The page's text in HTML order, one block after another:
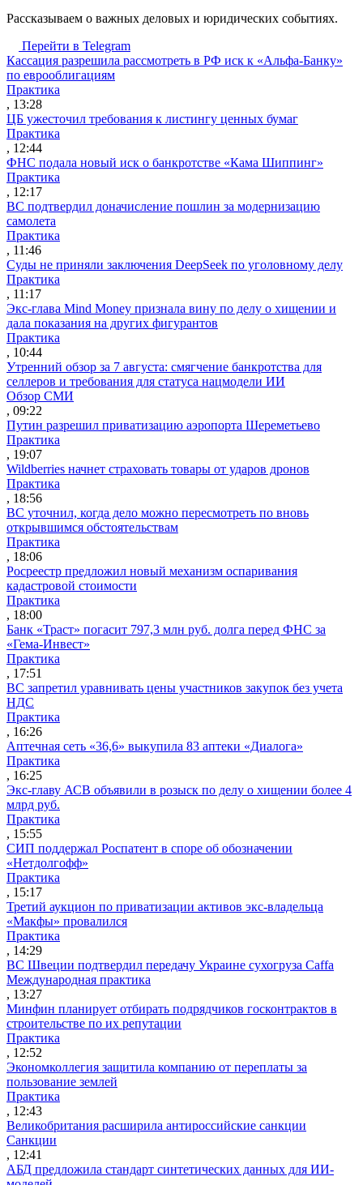
Рассказываем о важных деловых и юридических событиях.
Перейти в Telegram
Кассация разрешила рассмотреть в РФ иск к «Альфа-Банку»
по еврооблигациям
Практика
, 13:28
ЦБ ужесточил требования к листингу ценных бумаг
Практика
, 12:44
ФНС подала новый иск о банкротстве «Кама Шиппинг»
Практика
, 12:17
ВС подтвердил доначисление пошлин за модернизацию
самолета
Практика
, 11:46
Суды не приняли заключения DeepSeek по уголовному делу
Практика
, 11:17
Экс-глава Mind Money признала вину по делу о хищении и
дала показания на других фигурантов
Практика
, 10:44
Утренний обзор за 7 августа: смягчение банкротства для
селлеров и требования для статуса нацмодели ИИ
Обзор СМИ
, 09:22
Путин разрешил приватизацию аэропорта Шереметьево
Практика
, 19:07
Wildberries начнет страховать товары от ударов дронов
Практика
, 18:56
ВС уточнил, когда дело можно пересмотреть по вновь
открывшимся обстоятельствам
Практика
, 18:06
Росреестр предложил новый механизм оспаривания
кадастровой стоимости
Практика
, 18:00
Банк «Траст» погасит 797,3 млн руб. долга перед ФНС за
«Гема-Инвест»
Практика
, 17:51
ВС запретил уравнивать цены участников закупок без учета
НДС
Практика
, 16:26
Аптечная сеть «36,6» выкупила 83 аптеки «Диалога»
Практика
, 16:25
Экс-главу АСВ объявили в розыск по делу о хищении более 4
млрд руб.
Практика
, 15:55
СИП поддержал Роспатент в споре об обозначении
«Нетдолгофф»
Практика
, 15:17
Третий аукцион по приватизации активов экс-владельца
«Макфы» провалился
Практика
, 14:29
ВС Швеции подтвердил передачу Украине сухогруза Caffa
Международная практика
, 13:27
Минфин планирует отбирать подрядчиков госконтрактов в
строительстве по их репутации
Практика
, 12:52
Экономколлегия защитила компанию от переплаты за
пользование землей
Практика
, 12:43
Великобритания расширила антироссийские санкции
Санкции
, 12:41
АБД предложила стандарт синтетических данных для ИИ-